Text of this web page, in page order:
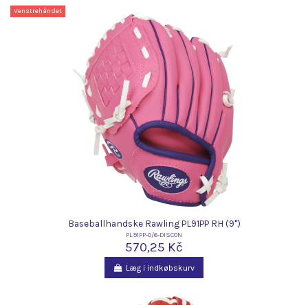
Venstrehåndet
Baseballhandske Rawling PL91PP RH (9")
PL91PP-0/6-DISCON
570,25 Kč
Læg i indkøbskurv